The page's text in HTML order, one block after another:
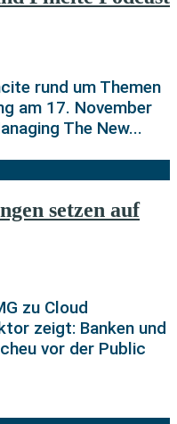
rund um Themen
am 17. November
The New...
setzen auf
zu Cloud
zeigt: Banken und
vor der Public